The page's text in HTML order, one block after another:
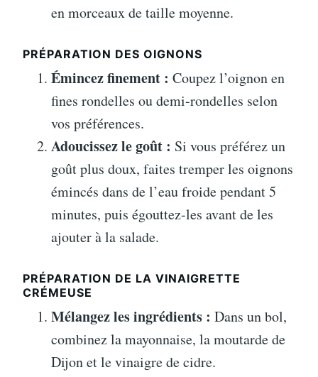
en morceaux de taille moyenne.
PRÉPARATION DES OIGNONS
Émincez finement : Coupez l’oignon en
fines rondelles ou demi-rondelles selon
vos préférences.
Adoucissez le goût : Si vous préférez un
goût plus doux, faites tremper les oignons
émincés dans de l’eau froide pendant 5
minutes, puis égouttez-les avant de les
ajouter à la salade.
PRÉPARATION DE LA VINAIGRETTE
CRÉMEUSE
Mélangez les ingrédients : Dans un bol,
combinez la mayonnaise, la moutarde de
Dijon et le vinaigre de cidre.